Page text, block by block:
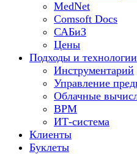
MedNet
Comsoft Docs
САБиЗ
Цены
Подходы и технологии
Инструментарий
Управление
Облачные
BPM
ИТ-система
Клиенты
Буклеты